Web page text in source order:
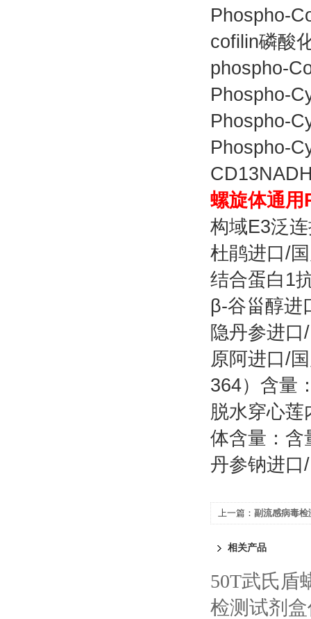
Phospho-
cofilin磷酸
phospho-
Phospho-
Phospho-
Phospho-
螺旋体通用
构域E3泛
杜鹃进口/
结合蛋白1
β-谷甾醇进
隐丹参进
原阿进口/
364）含量
脱水穿心
体含量：含
丹参钠进
上一篇： 副流感病毒检
相关产品
50T武氏盾
检测试剂